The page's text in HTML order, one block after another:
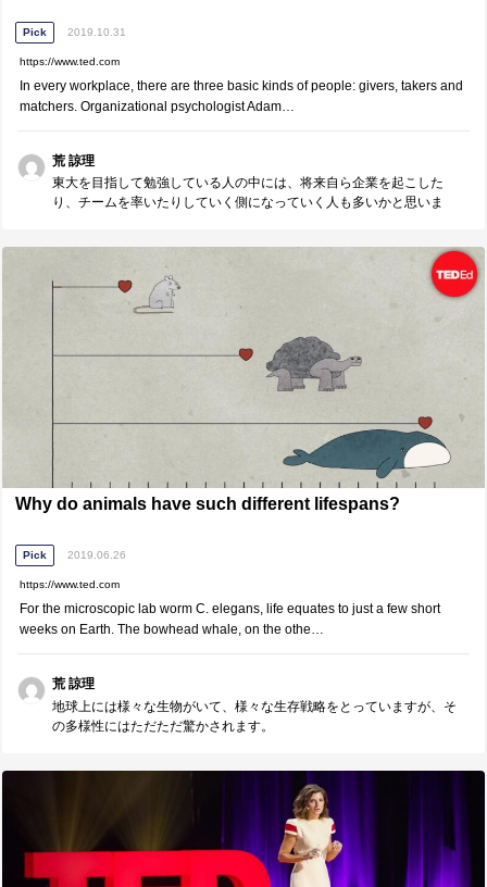
Pick 2019.10.31
https://www.ted.com
In every workplace, there are three basic kinds of people: givers, takers and
matchers. Organizational psychologist Adam…
荒 諒理
東大を目指して勉強している人の中には、将来自ら企業を起こした
り、チームを率いたりしていく側になっていく人も多いかと思いま
Why do animals have such different lifespans?
Pick 2019.06.26
https://www.ted.com
For the microscopic lab worm C. elegans, life equates to just a few short
weeks on Earth. The bowhead whale, on the othe…
荒 諒理
地球上には様々な生物がいて、様々な生存戦略をとっていますが、そ
の多様性にはただただ驚かされます。